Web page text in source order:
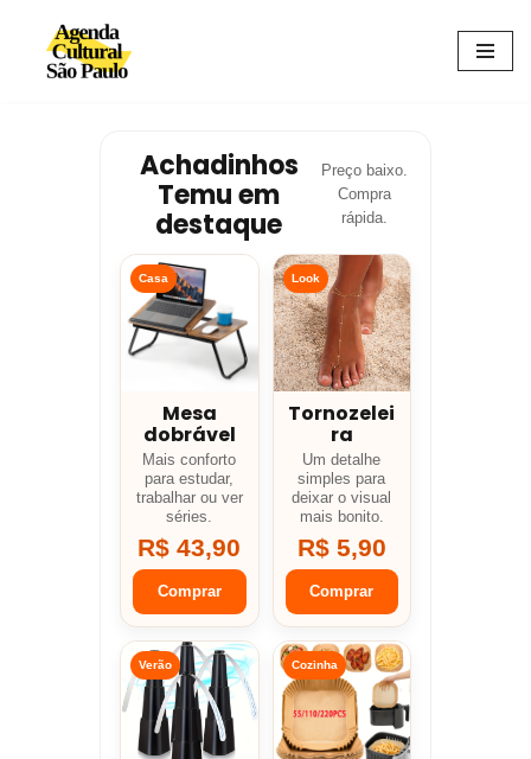
Avançar
Achadinhos
Temu em
destaque
Preço baixo.
Compra
rápida.
Casa
Mesa
dobrável
Mais conforto
para estudar,
trabalhar ou ver
séries.
R$ 43,90
Comprar
Look
Tornozelei
ra
Um detalhe
simples para
deixar o visual
mais bonito.
R$ 5,90
Comprar
Verão Cozinha